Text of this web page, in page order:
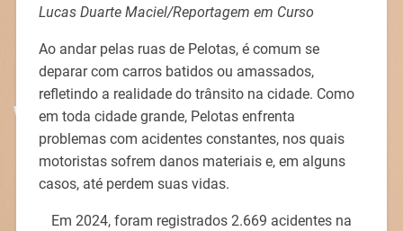
Lucas Duarte Maciel/Reportagem em Curso
Ao andar pelas ruas de Pelotas, é comum se
deparar com carros batidos ou amassados,
refletindo a realidade do trânsito na cidade. Como
em toda cidade grande, Pelotas enfrenta
problemas com acidentes constantes, nos quais
motoristas sofrem danos materiais e, em alguns
casos, até perdem suas vidas.
Em 2024, foram registrados 2.669 acidentes na